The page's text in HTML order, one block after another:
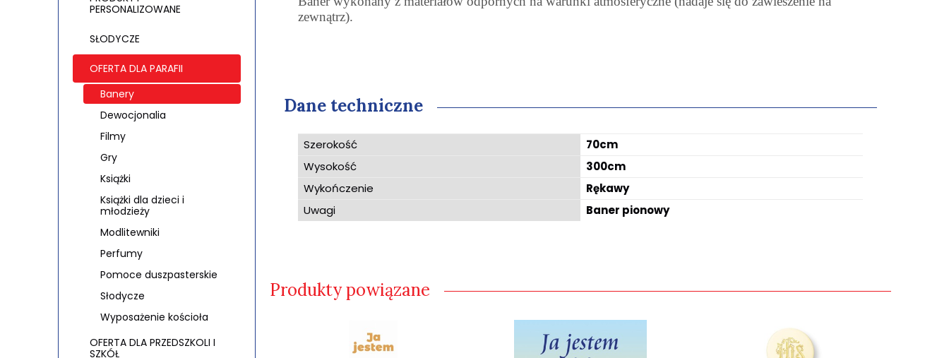
PERSONALIZOWANE
SŁODYCZE
OFERTA DLA PARAFII
Banery
Dewocjonalia
Filmy
Gry
Książki
Książki dla dzieci i
młodzieży
Modlitewniki
Perfumy
Pomoce duszpasterskie
Słodycze
Wyposażenie kościoła
OFERTA DLA PRZEDSZKOLI I
SZKÓŁ
zewnątrz).
Dane techniczne
Szerokość
70cm
Wysokość
300cm
Wykończenie
Rękawy
Uwagi
Baner pionowy
Produkty powiązane